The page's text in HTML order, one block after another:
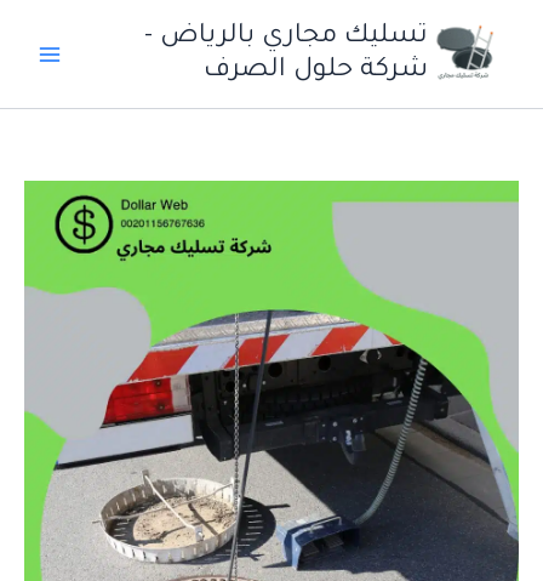
المحتوى
تسليك مجاري بالرياض -
شركة حلول الصرف